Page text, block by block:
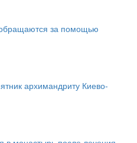
за помощью
архимандриту Киево-